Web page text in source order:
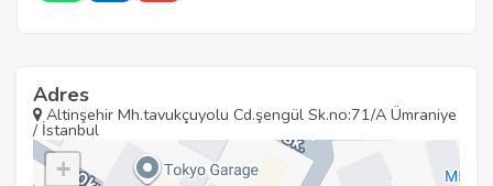
Adres
Altinşehir Mh.tavukçuyolu Cd.şengül Sk.no:71/A Ümraniye
/ İstanbul
+